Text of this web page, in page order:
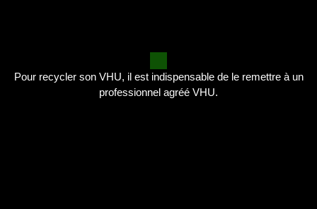
Pour recycler son VHU, il est indispensable de le remettre à un
professionnel agréé VHU.